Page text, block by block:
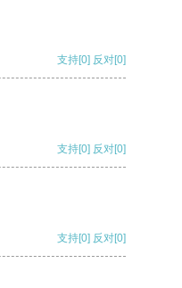
支持[0] 反对[0]
支持[0] 反对[0]
支持[0] 反对[0]